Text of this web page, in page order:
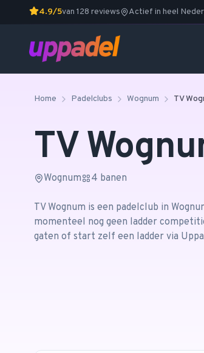
4.9/5van 128 reviews Actief in heel
Home Padelclubs Wognum TV
TV
Wognum 4 banen
TV Wognum is een padelclub in
momenteel nog geen ladder
gaten of start zelf een ladder via